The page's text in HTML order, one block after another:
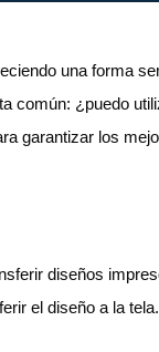
una forma
común: ¿puedo
garantizar los
diseños
el diseño a la